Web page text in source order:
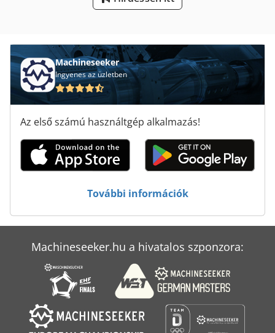
Pk 19000
Pp Tartály
Élhajlító Gép
Machineseeker
Ingyenes az üzletben
Az első számú használtgép alkalmazás!
További információk
Machineseeker.hu a hivatalos szponzora: